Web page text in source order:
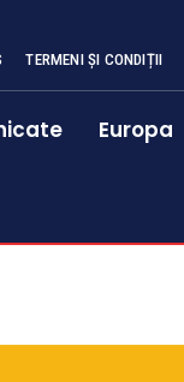
TERMENI ȘI CONDIȚII
Europa